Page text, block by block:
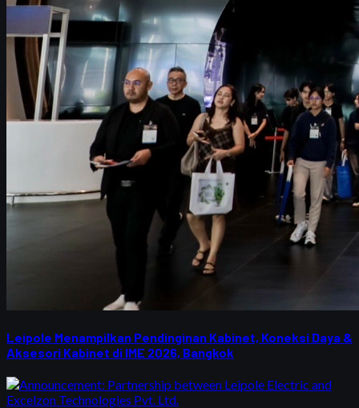
Leipole Menampilkan Pendinginan Kabinet, Koneksi Daya &
Aksesori Kabinet di IME 2026, Bangkok